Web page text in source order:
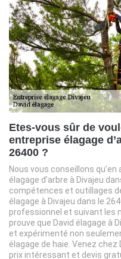
Etes-vous sûr de
entreprise élagage
26400 ?
Nous vous conseillons
élagage d’arbre à Divajeu
compétences et outillages
élagage à Divajeu dans le
professionnel et suivant les
prouve que David élagage à
et expérimenté non
élagage de haie. Venez
prix intéressant et devis